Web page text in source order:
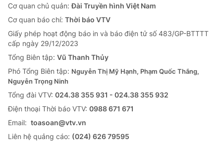
Cơ quan chủ quản:Đài Truyền hình Việt Nam
Cơ quan báo chí: Thời báo VTV
Giấy phép hoạt động báo in và báo điện tử số 483/GP-BTTTT
cấp ngày 29/12/2023
Tổng Biên tập: Vũ Thanh Thủy
Phó Tổng Biên tập: Nguyễn Thị Mỹ Hạnh, Phạm Quốc Thắng,
Nguyễn Trọng Ninh
Tổng đài VTV: 024.38 355 931 - 024.38 355 932
Ðiện thoại Thời báo VTV: 0988 671 671
Email: toasoan@vtv.vn
Liên hệ quảng cáo: (024) 626 79595